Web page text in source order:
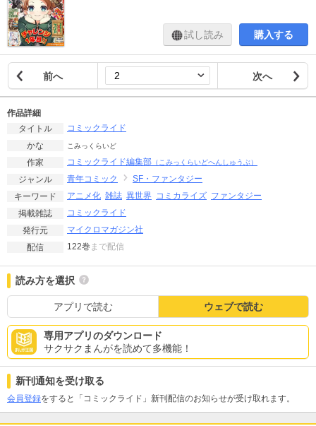
試し読み 購入する
前へ 次へ
作品詳細
タイトル
コミックライド
かな
こみっくらいど
作家 コミックライド編集部 （こみっくらいどへんしゅうぶ）
ジャンル 青年コミック
SF・ファンタジー
キーワード
アニメ化 雑誌 異世界 コミカライズ ファンタジー
掲載雑誌
コミックライド
発行元
マイクロマガジン社
配信
122巻 まで配信
読み方を選択
アプリで読む ウェブで読む
専用アプリのダウンロード
サクサクまんがを読めて多機能！
新刊通知を受け取る
会員登録をすると「コミックライド」新刊配信のお知らせが受け取れます。